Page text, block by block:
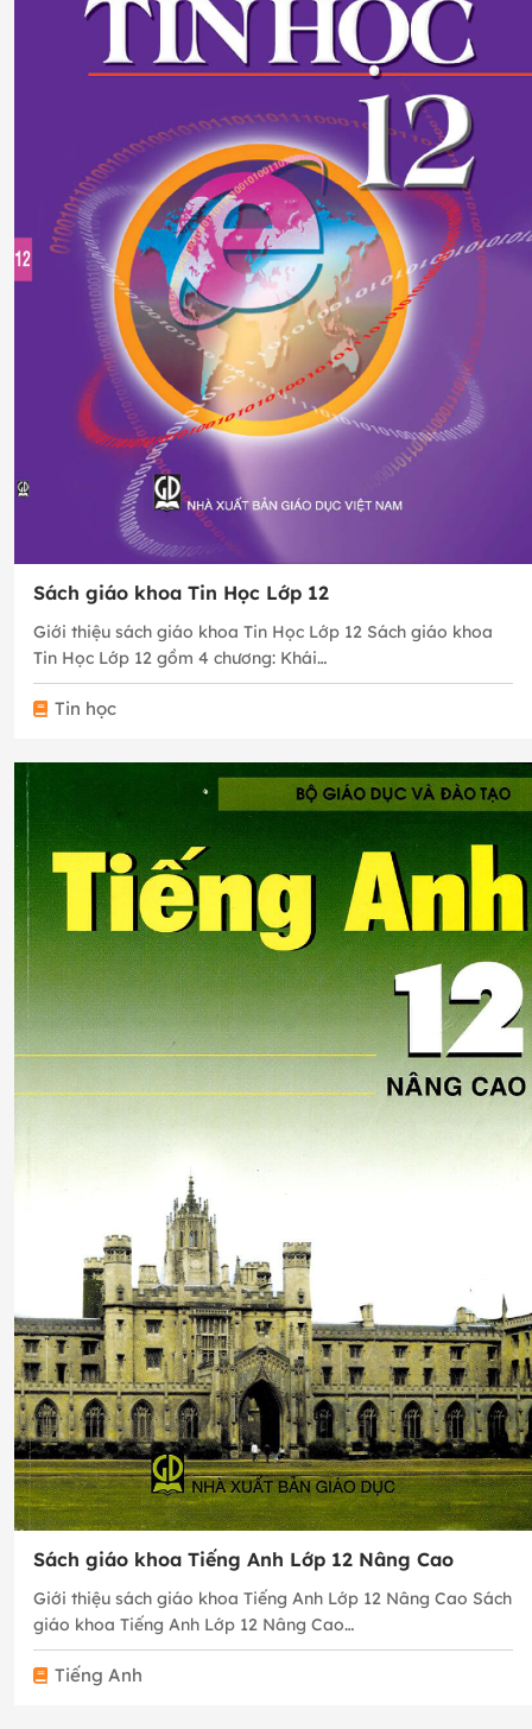
Sách giáo khoa Tin Học Lớp 12
Giới thiệu sách giáo khoa Tin Học Lớp 12 Sách giáo khoa
Tin Học Lớp 12 gồm 4 chương: Khái…
Tin học
Sách giáo khoa Tiếng Anh Lớp 12 Nâng Cao
Giới thiệu sách giáo khoa Tiếng Anh Lớp 12 Nâng Cao Sách
giáo khoa Tiếng Anh Lớp 12 Nâng Cao…
Tiếng Anh